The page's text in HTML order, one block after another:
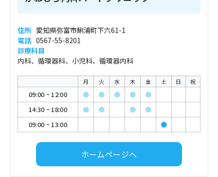
住所 愛知県弥富市鯏浦町下六61-1
電話 0567-55-8201
診療科目
内科、循環器科、小児科、循環器内科
月 火 水 木 金 土 日 祝
09:00 ~12:00 ● ● ● ●
●
14:30 ~18:00 ● ● ●
●
09:00 ~13:00 ●
ホームページへ